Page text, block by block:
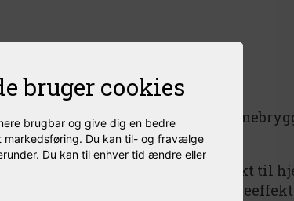
bruger cookies
brugbar og give dig en bedre
markedsføring. Du kan til- og fravælge
Du kan til enhver tid ændre eller
fra Kegland designet til
er kompakt og støjsvag – perfekt til
gæringstanke. Med 500w